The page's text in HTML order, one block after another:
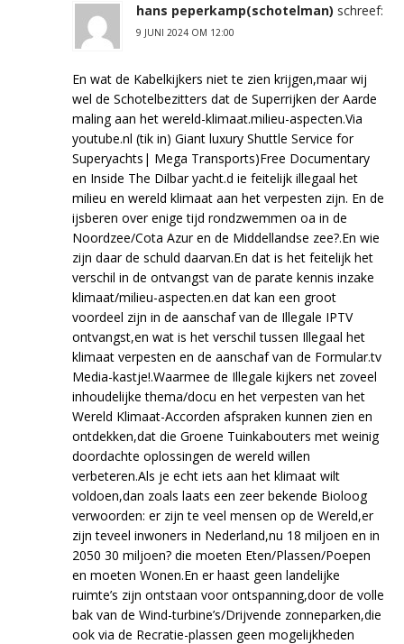
hans peperkamp(schotelman) schreef:
9 JUNI 2024 OM 12:00
En wat de Kabelkijkers niet te zien krijgen,maar wij
wel de Schotelbezitters dat de Superrijken der Aarde
maling aan het wereld-klimaat.milieu-aspecten.Via
youtube.nl (tik in) Giant luxury Shuttle Service for
Superyachts| Mega Transports)Free Documentary
en Inside The Dilbar yacht.d ie feitelijk illegaal het
milieu en wereld klimaat aan het verpesten zijn. En de
ijsberen over enige tijd rondzwemmen oa in de
Noordzee/Cota Azur en de Middellandse zee?.En wie
zijn daar de schuld daarvan.En dat is het feitelijk het
verschil in de ontvangst van de parate kennis inzake
klimaat/milieu-aspecten.en dat kan een groot
voordeel zijn in de aanschaf van de Illegale IPTV
ontvangst,en wat is het verschil tussen Illegaal het
klimaat verpesten en de aanschaf van de Formular.tv
Media-kastje!.Waarmee de Illegale kijkers net zoveel
inhoudelijke thema/docu en het verpesten van het
Wereld Klimaat-Accorden afspraken kunnen zien en
ontdekken,dat die Groene Tuinkabouters met weinig
doordachte oplossingen de wereld willen
verbeteren.Als je echt iets aan het klimaat wilt
voldoen,dan zoals laats een zeer bekende Bioloog
verwoorden: er zijn te veel mensen op de Wereld,er
zijn teveel inwoners in Nederland,nu 18 miljoen en in
2050 30 miljoen? die moeten Eten/Plassen/Poepen
en moeten Wonen.En er haast geen landelijke
ruimte’s zijn ontstaan voor ontspanning,door de volle
bak van de Wind-turbine’s/Drijvende zonneparken,die
ook via de Recratie-plassen geen mogelijkheden